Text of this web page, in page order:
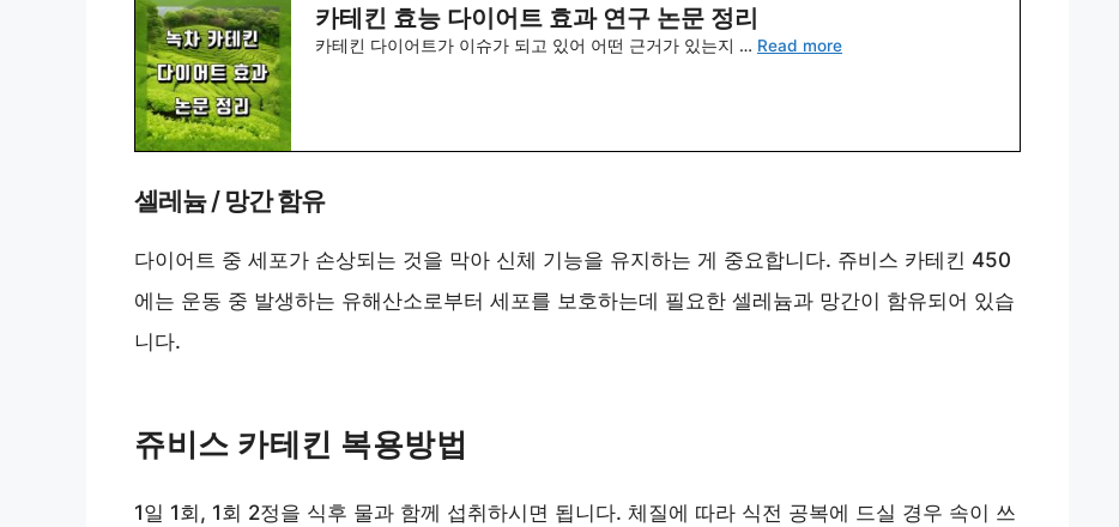
카테킨 효능 다이어트 효과 연구 논문 정리
카테킨 다이어트가 이슈가 되고 있어 어떤 근거가 있는지 … Read more
셀레늄 / 망간 함유
다이어트 중 세포가 손상되는 것을 막아 신체 기능을 유지하는 게 중요합니다. 쥬비스 카테킨 450
에는 운동 중 발생하는 유해산소로부터 세포를 보호하는데 필요한 셀레늄과 망간이 함유되어 있습
니다.
쥬비스 카테킨 복용방법
1일 1회, 1회 2정을 식후 물과 함께 섭취하시면 됩니다. 체질에 따라 식전 공복에 드실 경우 속이 쓰